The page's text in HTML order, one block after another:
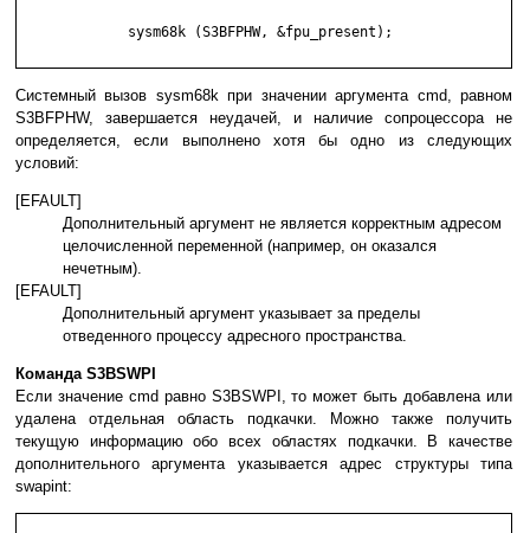
             sysm68k (S3BFPHW, &fpu_present);
Системный вызов sysm68k при значении аргумента cmd, равном
S3BFPHW, завершается неудачей, и наличие сопроцессора не
определяется, если выполнено хотя бы одно из следующих
условий:
[EFAULT]
Дополнительный аргумент не является корректным адресом
целочисленной переменной (например, он оказался
нечетным).
[EFAULT]
Дополнительный аргумент указывает за пределы
отведенного процессу адресного пространства.
Команда S3BSWPI
Если значение cmd равно S3BSWPI, то может быть добавлена или
удалена отдельная область подкачки. Можно также получить
текущую информацию обо всех областях подкачки. В качестве
дополнительного аргумента указывается адрес структуры типа
swapint: